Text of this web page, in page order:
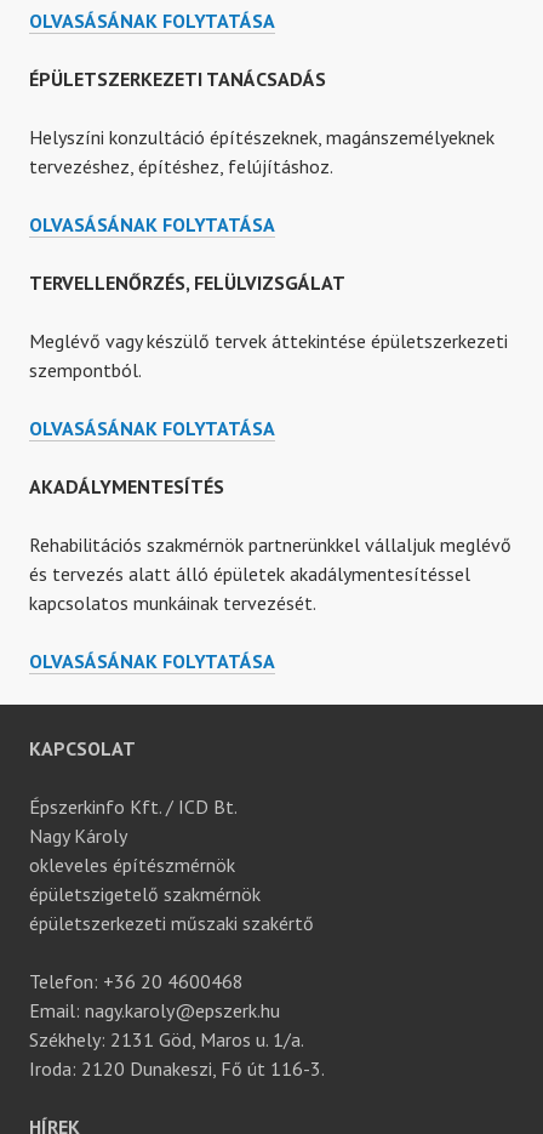
ÉPÜLETSZERKEZETI
OLVASÁSÁNAK FOLYTATÁSA
ÉPÜLETSZERKEZETI TANÁCSADÁS
Helyszíni konzultáció építészeknek, magánszemélyeknek
tervezéshez, építéshez, felújításhoz.
ÉPÜLETSZERKEZETI
OLVASÁSÁNAK FOLYTATÁSA
TERVELLENŐRZÉS, FELÜLVIZSGÁLAT
Meglévő vagy készülő tervek áttekintése épületszerkezeti
szempontból.
TERVELLENŐRZÉS,
OLVASÁSÁNAK FOLYTATÁSA
AKADÁLYMENTESÍTÉS
Rehabilitációs szakmérnök partnerünkkel vállaljuk meglévő
és tervezés alatt álló épületek akadálymentesítéssel
kapcsolatos munkáinak tervezését.
AKADÁLYMENTESÍTÉS
OLVASÁSÁNAK FOLYTATÁSA
KAPCSOLAT
Épszerkinfo Kft. / ICD Bt.
Nagy Károly
okleveles építészmérnök
épületszigetelő szakmérnök
épületszerkezeti műszaki szakértő
Telefon: +36 20 4600468
Email: nagy.karoly@epszerk.hu
Székhely: 2131 Göd, Maros u. 1/a.
Iroda: 2120 Dunakeszi, Fő út 116-3.
HÍREK